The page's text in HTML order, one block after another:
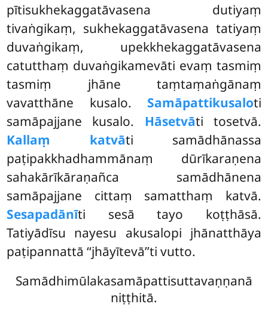
pītisukhekaggatāvasena dutiyaṃ
tivaṅgikaṃ, sukhekaggatāvasena tatiyaṃ
duvaṅgikaṃ, upekkhekaggatāvasena
catutthaṃ duvaṅgikamevāti evaṃ tasmiṃ
tasmiṃ jhāne taṃtaṃaṅgānaṃ
vavatthāne kusalo. Samāpattikusaloti
samāpajjane kusalo. Hāsetvāti tosetvā.
Kallaṃ katvāti samādhānassa
paṭipakkhadhammānaṃ dūrīkaraṇena
sahakārīkāraṇañca samādhānena
samāpajjane cittaṃ samatthaṃ katvā.
Sesapadānīti sesā tayo koṭṭhāsā.
Tatiyādīsu nayesu akusalopi jhānatthāya
paṭipannattā ‘‘jhāyītevā’’ti vutto.
Samādhimūlakasamāpattisuttavaṇṇanā
niṭṭhitā.